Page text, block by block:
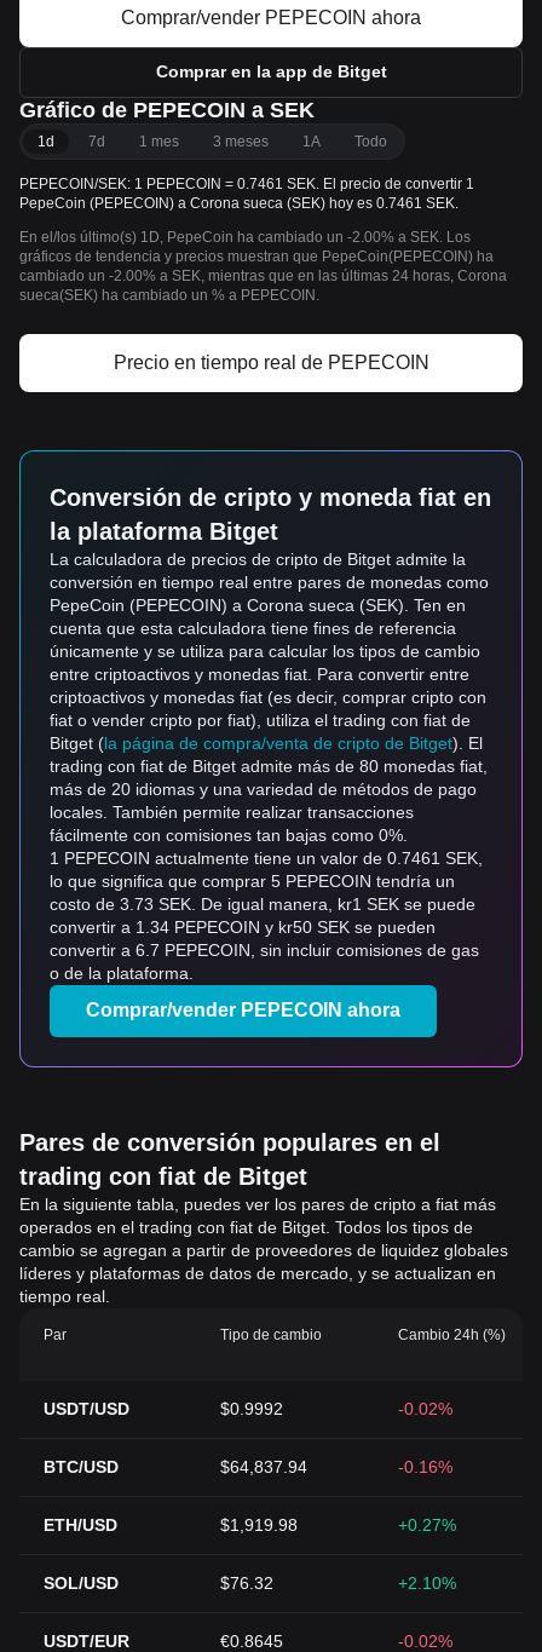
Comprar/vender PEPECOIN ahora
Comprar en la app de Bitget
Gráfico de PEPECOIN a SEK
1d 7d 1 mes 3 meses 1A Todo
PEPECOIN/SEK: 1 PEPECOIN = 0.7461 SEK. El precio de convertir 1
PepeCoin (PEPECOIN) a Corona sueca (SEK) hoy es 0.7461 SEK.
En el/los último(s) 1D, PepeCoin ha cambiado un -2.00% a SEK. Los
gráficos de tendencia y precios muestran que PepeCoin(PEPECOIN) ha
cambiado un -2.00% a SEK, mientras que en las últimas 24 horas, Corona
sueca(SEK) ha cambiado un % a PEPECOIN.
Precio en tiempo real de PEPECOIN
Conversión de cripto y moneda fiat en
la plataforma Bitget
La calculadora de precios de cripto de Bitget admite la
conversión en tiempo real entre pares de monedas como
PepeCoin (PEPECOIN) a Corona sueca (SEK). Ten en
cuenta que esta calculadora tiene fines de referencia
únicamente y se utiliza para calcular los tipos de cambio
entre criptoactivos y monedas fiat. Para convertir entre
criptoactivos y monedas fiat (es decir, comprar cripto con
fiat o vender cripto por fiat), utiliza el trading con fiat de
Bitget (la página de compra/venta de cripto de Bitget). El
trading con fiat de Bitget admite más de 80 monedas fiat,
más de 20 idiomas y una variedad de métodos de pago
locales. También permite realizar transacciones
fácilmente con comisiones tan bajas como 0%.
1 PEPECOIN actualmente tiene un valor de 0.7461 SEK,
lo que significa que comprar 5 PEPECOIN tendría un
costo de 3.73 SEK. De igual manera, kr1 SEK se puede
convertir a 1.34 PEPECOIN y kr50 SEK se pueden
convertir a 6.7 PEPECOIN, sin incluir comisiones de gas
o de la plataforma.
Comprar/vender PEPECOIN ahora
Pares de conversión populares en el
trading con fiat de Bitget
En la siguiente tabla, puedes ver los pares de cripto a fiat más
operados en el trading con fiat de Bitget. Todos los tipos de
cambio se agregan a partir de proveedores de liquidez globales
líderes y plataformas de datos de mercado, y se actualizan en
tiempo real.
Par Tipo de cambio Cambio 24h (%)
USDT/USD $0.9992 -0.02%
BTC/USD $64,837.94 -0.16%
ETH/USD $1,919.98 +0.27%
SOL/USD $76.32 +2.10%
USDT/EUR €0.8645 -0.02%